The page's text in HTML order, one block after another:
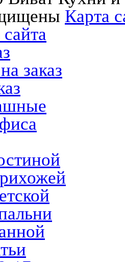
Карта
заказ